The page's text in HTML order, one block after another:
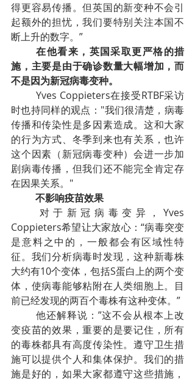
得更容易传播。但英国的新变种不会引
起额外的担忧，我们要特别关注本国不
断上升的数字。”
在他看来，英国采取更严格的措
施，主要是由于确诊数量大幅增加，而
不是因为新冠病毒变种。
Yves Coppieters在接受RTBF采访
时也持同样的观点："我们很清楚，病毒
传播和传染性是多因素造成。这和大家
的行为方式、冬季到来也有关系，也许
这个因素（新冠病毒变种）会进一步加
剧病毒传播，但我们还不能完全肯定存
在因果关系。"
不影响疫苗效果
对于新冠病毒变异，Yves
Coppieters希望让大家放心：“病毒突变
是意料之中的，一般都会有区域性特
征。我们分析病毒时发现，这种新毒株
大约有10个变体，包括S蛋白上的两个变
体，使病毒能够粘附在人类细胞上。目
前已经发现的两百个毒株有这种变体。”
他还解释说：”这不会从根本上改
变疫苗的效果，重要的是要记住，所有
的毒株都具有高度传染性。遵守卫生措
施可以提供个人和集体保护。我们的措
施是好的，如果大家都遵守这些措施，